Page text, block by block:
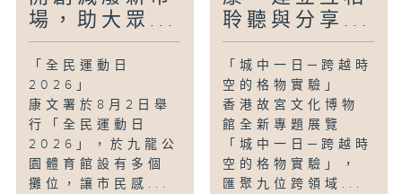
場，助大眾...
「全民運動日
2026」
康文署於8月2日舉
行「全民運動日
2026」，於九龍公
園體育館設有多個
攤位，讓市民感...
聆聽與分享...
「城中一日─跨越時
空的格物實驗」
香港故宮文化博物
館全新專題展覽
「城中一日─跨越時
空的格物實驗」，
匯聚九位跨領域...